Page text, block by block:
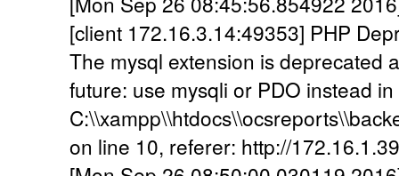
[client 172.16.3.14:49353] PHP
The mysql extension is deprecated
future: use mysqli or PDO instead in
on line 10, referer: http://